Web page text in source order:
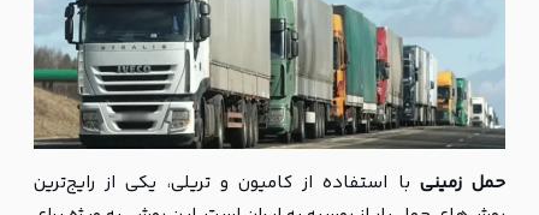
حمل زمینی با استفاده از کامیون و تریلی، یکی از رایج‌ترین